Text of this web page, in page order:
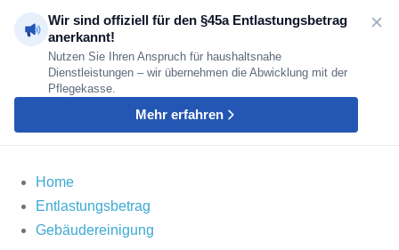
Inhalt
springen
Wir sind offiziell für den §45a Entlastungsbetrag
anerkannt!
Nutzen Sie Ihren Anspruch für haushaltsnahe
Dienstleistungen – wir übernehmen die Abwicklung mit der
Pflegekasse.
Mehr erfahren
Home
Entlastungsbetrag
Gebäudereinigung